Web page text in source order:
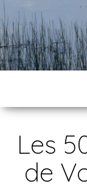
Les
de